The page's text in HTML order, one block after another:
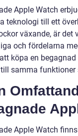
Apple Watch
teknologi till ett
växande, är
och fördelarna
köpa en
samma funktioner
Apple Watch